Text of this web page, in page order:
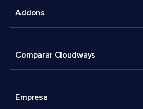
Addons
Comparar Cloudways
Empresa